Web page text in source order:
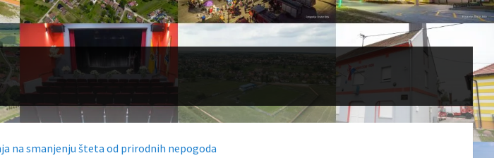
na smanjenju šteta od prirodnih nepogoda